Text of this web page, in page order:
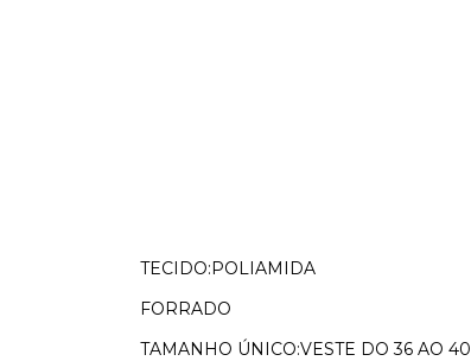
TECIDO:POLIAMIDA
FORRADO
TAMANHO ÚNICO:VESTE DO 36 AO 40